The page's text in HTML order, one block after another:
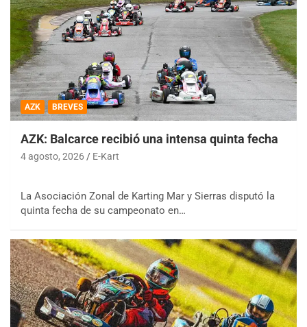
AZK BREVES
AZK: Balcarce recibió una intensa quinta fecha
4 agosto, 2026 E-Kart
La Asociación Zonal de Karting Mar y Sierras disputó la
quinta fecha de su campeonato en…